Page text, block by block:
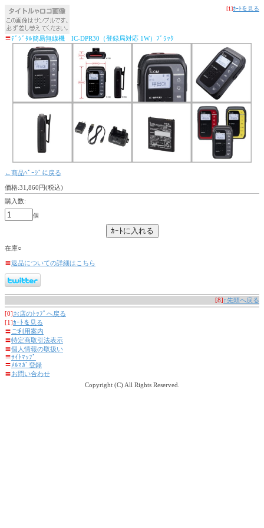
[1]ｶｰﾄを見る
〓ﾃﾞｼﾞﾀﾙ簡易無線機 IC-DPR30（登録局対応 1W）ﾌﾞﾗｯｸ
←商品ﾍﾟｰｼﾞに戻る
価格:31,860円(税込)
購入数:
個
在庫○
〓返品についての詳細はこちら
[8]↑先頭へ戻る
[0]お店のﾄｯﾌﾟへ戻る
[1]ｶｰﾄを見る
〓 ご利用案内
〓特定商取引法表示
〓個人情報の取扱い
〓ｻｲﾄﾏｯﾌﾟ
〓ﾒﾙﾏｶﾞ登録
〓お問い合わせ
Copyright (C) All Rights Reserved.